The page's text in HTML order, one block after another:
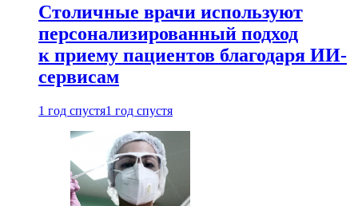
Столичные врачи используют
персонализированный подход
к приему пациентов благодаря ИИ-
сервисам
1 год спустя1 год спустя